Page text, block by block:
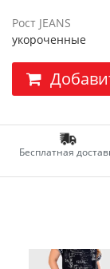
Рост JEANS
укороченные
Бесплатная